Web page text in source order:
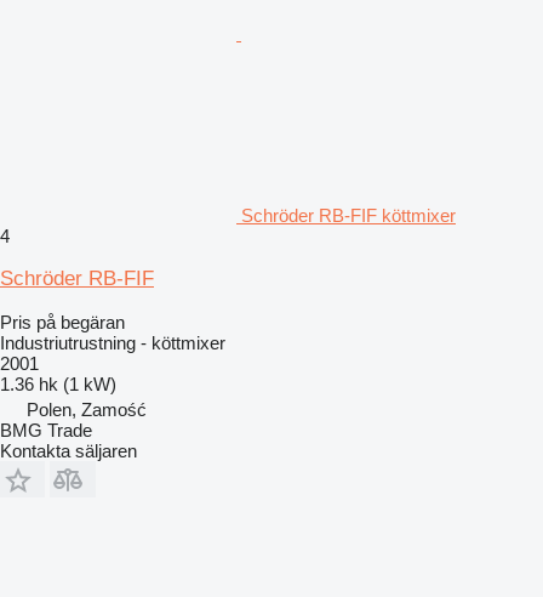
Schröder RB-FIF köttmixer
4
Schröder RB-FIF
Pris på begäran
Industriutrustning - köttmixer
2001
1.36 hk (1 kW)
Polen, Zamość
BMG Trade
Kontakta säljaren